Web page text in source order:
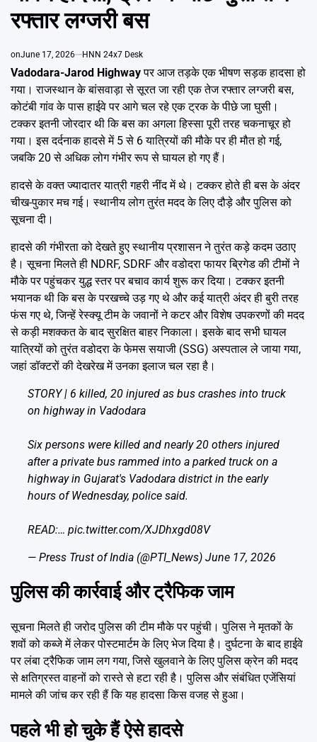
रफ्तार लग्जरी बस
onJune 17, 2026 HNN 24x7 Desk
Vadodara-Jarod Highwayपर आज तड़के एक भीषण सड़क हादसा हो
गया। राजस्थान के बांसवाड़ा से सूरत जा रही एक तेज रफ्तार लग्जरी बस,
कोटंबी गांव के पास हाईवे पर आगे चल रहे एक ट्रक के पीछे जा घुसी।
टक्कर इतनी जोरदार थी कि बस का अगला हिस्सा पूरी तरह चकनाचूर हो
गया। इस दर्दनाक हादसे में 5 से 6 यात्रियों की मौके पर ही मौत हो गई,
जबकि 20 से अधिक लोग गंभीर रूप से घायल हो गए हैं।
हादसे के वक्त ज्यादातर यात्री गहरी नींद में थे। टक्कर होते ही बस के अंदर
चीख-पुकार मच गई। स्थानीय लोग तुरंत मदद के लिए दौड़े और पुलिस को
सूचना दी।
हादसे की गंभीरता को देखते हुए स्थानीय प्रशासन ने तुरंत कड़े कदम उठाए
है। सूचना मिलते ही NDRF, SDRF और वडोदरा फायर ब्रिगेड की टीमों ने
मौके पर पहुंचकर युद्ध स्तर पर बचाव कार्य शुरू कर दिया। टक्कर इतनी
भयानक थी कि बस के परखच्चे उड़ गए थे और कई यात्री अंदर ही बुरी तरह
फंस गए थे, जिन्हें रेस्क्यू टीम के जवानों ने कटर और विशेष उपकरणों की मदद
से कड़ी मशक्कत के बाद सुरक्षित बाहर निकाला। इसके बाद सभी घायल
यात्रियों को तुरंत वडोदरा के फेमस सयाजी (SSG) अस्पताल ले जाया गया,
जहां डॉक्टरों की देखरेख में उनका इलाज चल रहा है।
STORY | 6 killed, 20 injured as bus crashes into truck
on highway in Vadodara
Six persons were killed and nearly 20 others injured
after a private bus rammed into a parked truck on a
highway in Gujarat's Vadodara district in the early
hours of Wednesday, police said.
READ:… pic.twitter.com/XJDhxgd08V
— Press Trust of India (@PTI_News) June 17, 2026
पुलिस की कार्रवाई और ट्रैफिक जाम
सूचना मिलते ही जरोद पुलिस की टीम मौके पर पहुंची। पुलिस ने मृतकों के
शवों को कब्जे में लेकर पोस्टमार्टम के लिए भेज दिया है। दुर्घटना के बाद हाईवे
पर लंबा ट्रैफिक जाम लग गया, जिसे खुलवाने के लिए पुलिस क्रेन की मदद
से क्षतिग्रस्त वाहनों को रास्ते से हटा रही है। पुलिस और संबंधित एजेंसियां
मामले की जांच कर रही हैं कि यह हादसा किस वजह से हुआ।
पहले भी हो चुके हैं ऐसे हादसे